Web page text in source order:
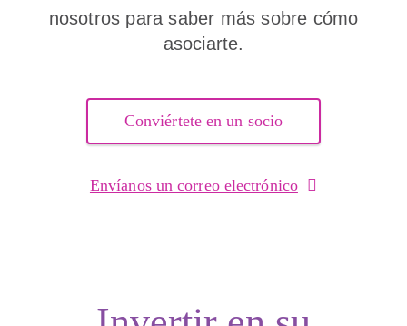
nosotros para saber más sobre cómo
asociarte.
Conviértete en un socio
Envíanos un correo electrónico